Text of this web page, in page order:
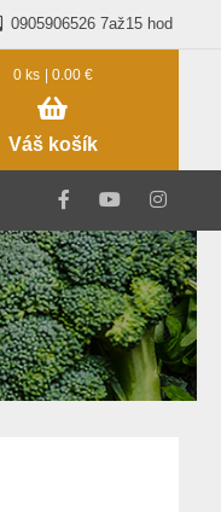
0905906526 7až15 hod
0 ks | 0.00 €
Váš košík